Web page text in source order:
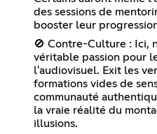
des sessions de
booster leur
🚫 Contre-Culture : Ici,
véritable passion pour
l'audiovisuel. Exit les
formations vides de
communauté
la vraie réalité du
illusions.